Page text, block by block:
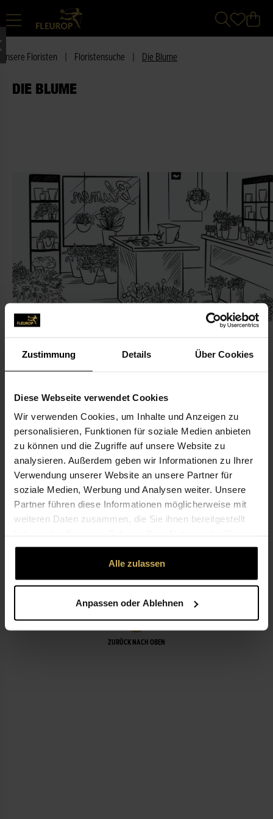
Zustimmung Details Über Cookies
Diese Webseite verwendet Cookies
Wir verwenden Cookies, um Inhalte und Anzeigen zu
personalisieren, Funktionen für soziale Medien anbieten
zu können und die Zugriffe auf unsere Website zu
analysieren. Außerdem geben wir Informationen zu Ihrer
Verwendung unserer Website an unsere Partner für
soziale Medien, Werbung und Analysen weiter. Unsere
Partner führen diese Informationen möglicherweise mit
weiteren Daten zusammen, die Sie ihnen bereitgestellt
gesammelt haben.
Alle zulassen
Anpassen oder Ablehnen
Unsere Floristen Floristensuche Die Blume
DIE BLUME
KONTAKT
Die Blume
Bewer, Michael, Die Blume
Kaiser-Wilhelm-Ring 40
50672 Köln
0221-13 42 00
dieblume-koeln@t-online.de
LEISTUNGEN
ZURÜCK NACH OBEN